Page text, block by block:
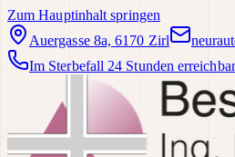
Zum Hauptinhalt springen
Auergasse 8a, 6170 Zirl
Im Sterbefall 24 Stunden erreichbar